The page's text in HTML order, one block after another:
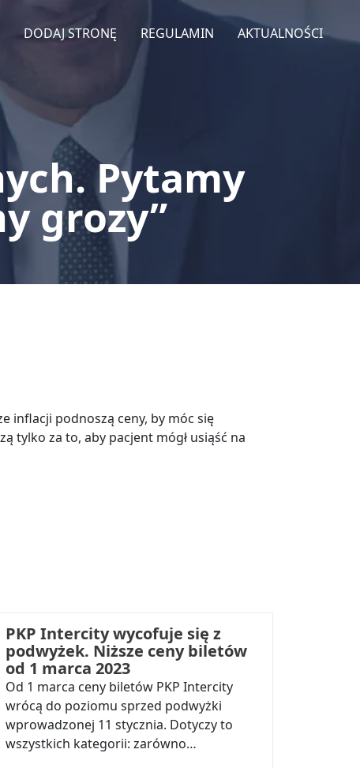
DODAJ STRONĘ REGULAMIN AKTUALNOŚCI
Pytamy
grozy”
inflacji podnoszą ceny, by móc się
tylko za to, aby pacjent mógł usiąść na
PKP Intercity wycofuje się z
podwyżek. Niższe ceny biletów
od 1 marca 2023
Od 1 marca ceny biletów PKP Intercity
wrócą do poziomu sprzed podwyżki
wprowadzonej 11 stycznia. Dotyczy to
wszystkich kategorii: zarówno…